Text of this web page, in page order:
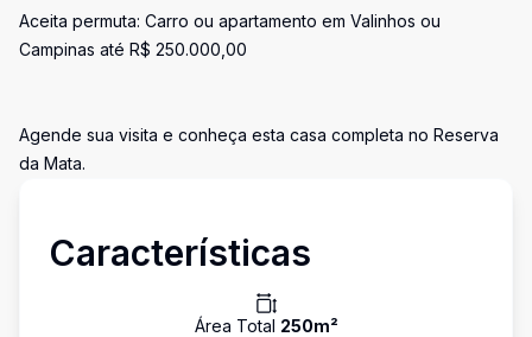
Aceita permuta: Carro ou apartamento em Valinhos ou
Campinas até R$ 250.000,00
Agende sua visita e conheça esta casa completa no Reserva
da Mata.
Características
Área Total 250m²